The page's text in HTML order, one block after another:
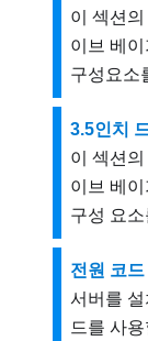
이 섹션
이브 베
구성요소
3.5인치
이 섹션
이브 베
구성 요
전원 코드
서버를
드를 사